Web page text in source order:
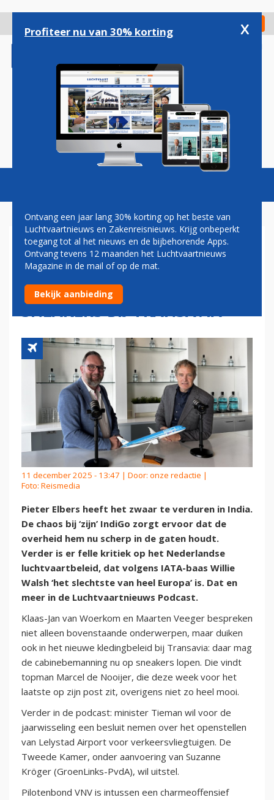
gaan
Check in
Magazine Podcasts Vacatures
LVN PODCAST: ELBERS
ONDER VUUR, KRITIEK OP
NEDERLANDS BELEID EN
SNEAKERS BIJ TRANSAVIA
11 december 2025 - 13:47 | Door: onze redactie |
Foto: Reismedia
Pieter Elbers heeft het zwaar te verduren in India.
De chaos bij ‘zijn’ IndiGo zorgt ervoor dat de
overheid hem nu scherp in de gaten houdt.
Verder is er felle kritiek op het Nederlandse
luchtvaartbeleid, dat volgens IATA-baas Willie
Walsh ‘het slechtste van heel Europa’ is. Dat en
meer in de Luchtvaartnieuws Podcast.
Klaas-Jan van Woerkom en Maarten Veeger bespreken
niet alleen bovenstaande onderwerpen, maar duiken
ook in het nieuwe kledingbeleid bij Transavia: daar mag
de cabinebemanning nu op sneakers lopen. Die vindt
topman Marcel de Nooijer, die deze week voor het
laatste op zijn post zit, overigens niet zo heel mooi.
Verder in de podcast: minister Tieman wil voor de
jaarwisseling een besluit nemen over het openstellen
van Lelystad Airport voor verkeersvliegtuigen. De
Tweede Kamer, onder aanvoering van Suzanne
Kröger (GroenLinks-PvdA), wil uitstel.
Pilotenbond VNV is intussen een charmeoffensief
Profiteer nu van 30% korting x
Ontvang een jaar lang 30% korting op het beste van
Luchtvaartnieuws en Zakenreisnieuws. Krijg onbeperkt
toegang tot al het nieuws en de bijbehorende Apps.
Ontvang tevens 12 maanden het Luchtvaartnieuws
Magazine in de mail of op de mat.
Bekijk aanbieding